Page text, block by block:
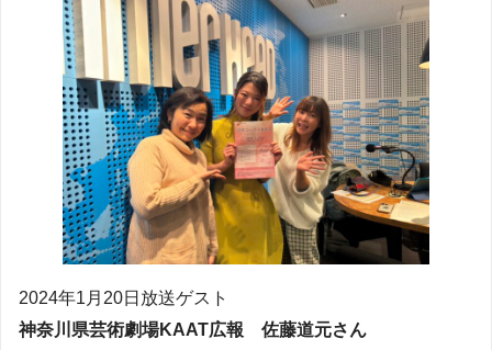
2024年1月20日放送ゲスト
神奈川県芸術劇場KAAT広報 佐藤道元さん